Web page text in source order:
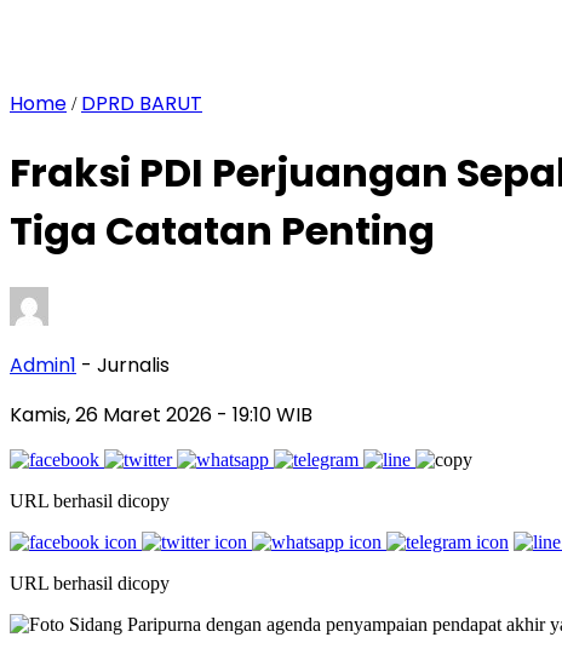
Home / DPRD BARUT
Fraksi PDI Perjuangan
Tiga Catatan Penting
Admin1 - Jurnalis
Kamis, 26 Maret 2026 - 19:10 WIB
URL berhasil dicopy
URL berhasil dicopy